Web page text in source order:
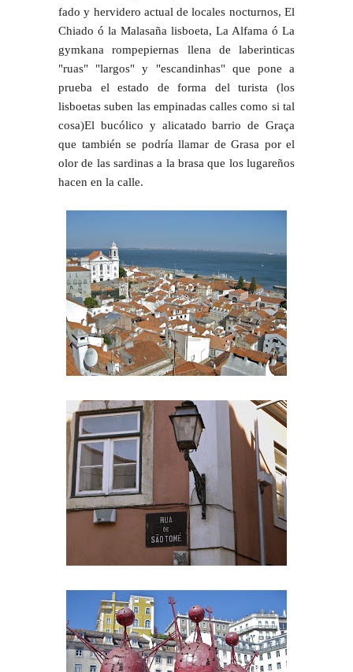
fado y hervidero actual de locales nocturnos, El
Chiado ó la Malasaña lisboeta, La Alfama ó La
gymkana rompepiernas llena de laberinticas
"ruas" "largos" y "escandinhas" que pone a
prueba el estado de forma del turista (los
lisboetas suben las empinadas calles como si tal
cosa)El bucólico y alicatado barrio de Graça
que también se podría llamar de Grasa por el
olor de las sardinas a la brasa que los lugareños
hacen en la calle.